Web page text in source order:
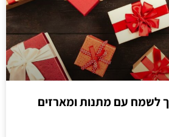
לשמח עם מתנות ומארזים